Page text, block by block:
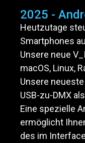
2025 -
Heutzutage
Smartphones
Unsere neue
macOS, Linux,
Unsere
USB-zu-DMX
Eine spezielle
ermöglicht
des im